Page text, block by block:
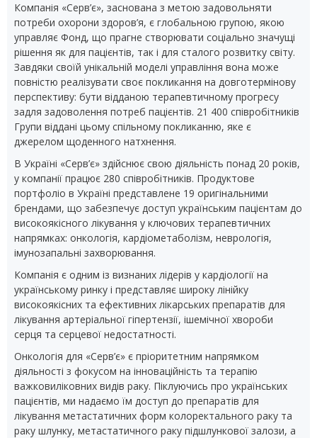
Компанія «Серв’є», заснована з метою задовольняти
потреби охорони здоров’я, є глобальною групою, якою
управляє Фонд, що прагне створювати соціально значущі
рішення як для пацієнтів, так і для сталого розвитку світу.
Завдяки своїй унікальній моделі управління вона може
повністю реалізувати своє покликання на довготермінову
перспективу: бути відданою терапевтичному прогресу
задля задоволення потреб пацієнтів. 21 400 співробітників
Групи віддані цьому спільному покликанню, яке є
джерелом щоденного натхнення.
В Україні «Серв’є» здійснює свою діяльність понад 20 років,
у компанії працює 280 співробітників. Продуктове
портфоліо в Україні представлене 19 оригінальними
брендами, що забезпечує доступ українським пацієнтам до
високоякісного лікування у ключових терапевтичних
напрямках: онкологія, кардіометаболізм, неврологія,
імунозапальні захворювання.
Компанія є одним із визнаних лідерів у кардіології на
українському ринку і представляє широку лінійку
високоякісних та ефективних лікарських препаратів для
лікування артеріальної гіпертензії, ішемічної хвороби
серця та серцевої недостатності.
Онкологія для «Серв’є» є пріоритетним напрямком
діяльності з фокусом на інноваційність та терапію
важковиліковних видів раку. Піклуючись про українських
пацієнтів, ми надаємо їм доступ до препаратів для
лікування метастатичних форм колоректального раку та
раку шлунку, метастатичного раку підшлункової залози, а